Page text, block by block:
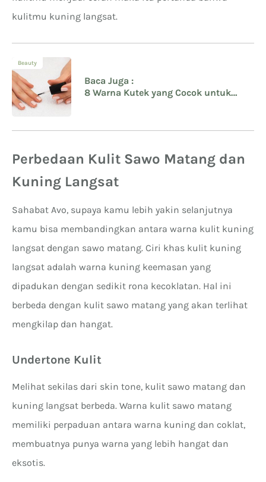
kulitmu kuning langsat.
Beauty
Baca Juga :
8 Warna Kutek yang Cocok untuk
Perbedaan Kulit Sawo Matang dan
Kuning Langsat
Sahabat Avo, supaya kamu lebih yakin selanjutnya
kamu bisa membandingkan antara warna kulit kuning
langsat dengan sawo matang. Ciri khas kulit kuning
langsat adalah warna kuning keemasan yang
dipadukan dengan sedikit rona kecoklatan. Hal ini
berbeda dengan kulit sawo matang yang akan terlihat
mengkilap dan hangat.
Undertone Kulit
Melihat sekilas dari skin tone, kulit sawo matang dan
kuning langsat berbeda. Warna kulit sawo matang
memiliki perpaduan antara warna kuning dan coklat,
membuatnya punya warna yang lebih hangat dan
eksotis.